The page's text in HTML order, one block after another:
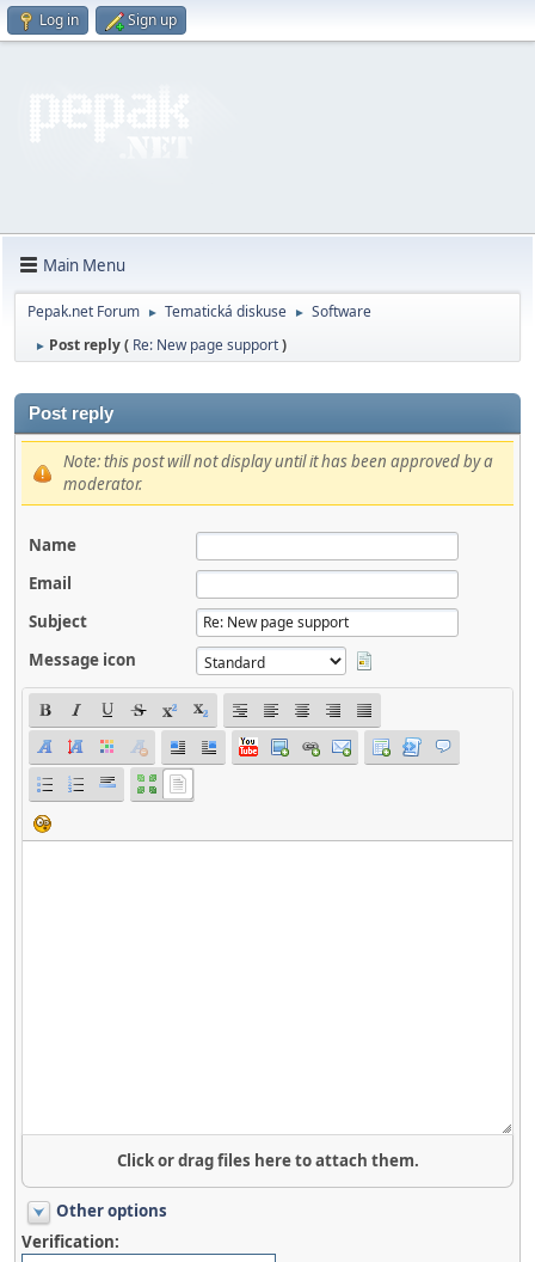
Log in Sign up
Main Menu
Pepak.net Forum ► Tematická diskuse ► Software
► Post reply ( Re: New page support)
Post reply
Note: this post will not display until it has been approved by a
moderator.
Name
Email
Subject
Message icon
Click or drag files here to attach them.
Other options
Verification: